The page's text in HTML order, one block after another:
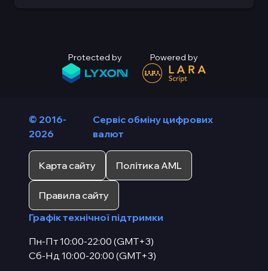
Protected by Powered by
© 2016-
2026
Сервіс обміну цифрових
валют
Карта сайту Політика AML
Правила сайту
Графік технічної підтримки
Пн-Пт 10:00-22:00 (GMT+3)
Сб-Нд 10:00-20:00 (GMT+3)